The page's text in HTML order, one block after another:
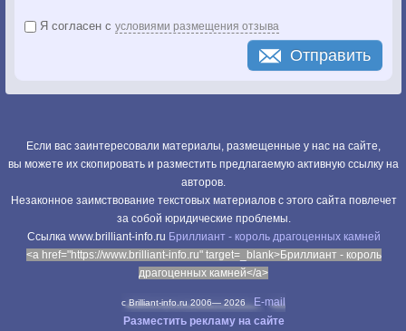
Я согласен с условиями размещения отзыва
Отправить
Если вас заинтересовали материалы, размещенные у нас на сайте,
вы можете их скопировать и разместить предлагаемую активную ссылку на
авторов.
Незаконное заимствование текстовых материалов с этого сайта повлечет
за собой юридические проблемы.
Cсылка www.brilliant-info.ru Бриллиант - король драгоценных камней
<a href="https://www.brilliant-info.ru" target=_blank>Бриллиант - король
драгоценных камней</a>
c Brilliant-info.ru 2006— 2026
E-mail
Разместить рекламу на сайте